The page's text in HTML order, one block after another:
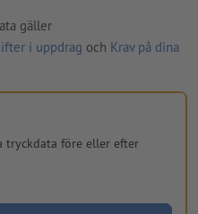
gäller
i uppdrag och Krav på dina
tryckdata före eller efter